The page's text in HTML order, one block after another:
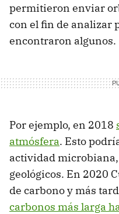
permitieron enviar
con el fin de analizar
encontraron algunos.
Por ejemplo, en 2018
atmósfera. Esto
actividad
geológicos. En 2020
de carbono y más
carbonos más larga